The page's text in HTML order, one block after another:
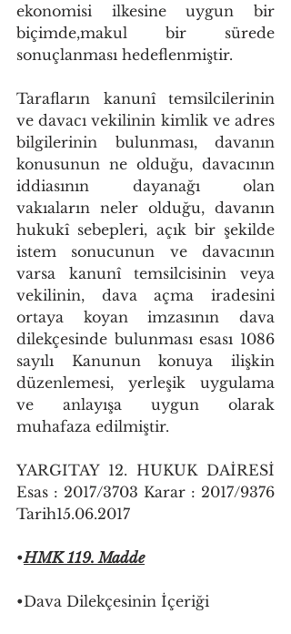
ekonomisi ilkesine uygun bir
biçimde,makul bir sürede
sonuçlanması hedeflenmiştir.
Tarafların kanunî temsilcilerinin
ve davacı vekilinin kimlik ve adres
bilgilerinin bulunması, davanın
konusunun ne olduğu, davacının
iddiasının dayanağı olan
vakıaların neler olduğu, davanın
hukukî sebepleri, açık bir şekilde
istem sonucunun ve davacının
varsa kanunî temsilcisinin veya
vekilinin, dava açma iradesini
ortaya koyan imzasının dava
dilekçesinde bulunması esası 1086
sayılı Kanunun konuya ilişkin
düzenlemesi, yerleşik uygulama
ve anlayışa uygun olarak
muhafaza edilmiştir.
YARGITAY 12. HUKUK DAİRESİ
Esas : 2017/3703 Karar : 2017/9376
Tarih15.06.2017
•HMK 119. Madde
•Dava Dilekçesinin İçeriği